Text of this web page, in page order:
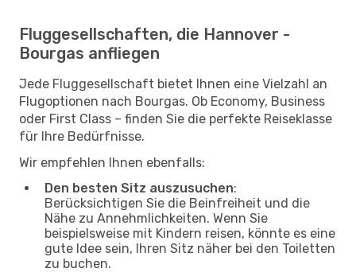
Fluggesellschaften, die Hannover -
Bourgas anfliegen
Jede Fluggesellschaft bietet Ihnen eine Vielzahl an
Flugoptionen nach Bourgas. Ob Economy, Business
oder First Class – finden Sie die perfekte Reiseklasse
für Ihre Bedürfnisse.
Wir empfehlen Ihnen ebenfalls:
Den besten Sitz auszusuchen:
Berücksichtigen Sie die Beinfreiheit und die
Nähe zu Annehmlichkeiten. Wenn Sie
beispielsweise mit Kindern reisen, könnte es eine
gute Idee sein, Ihren Sitz näher bei den Toiletten
zu buchen.